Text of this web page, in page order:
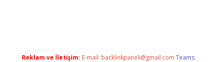
Reklam ve İletişim: E-mail: backlinkpaneli@gmail.com Teams: